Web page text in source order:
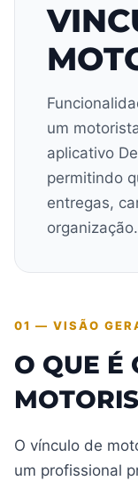
um
aplicativo
permitindo
entregas,
organização.
01 — VISÃO
O QUE É
O vínculo de
um profissional